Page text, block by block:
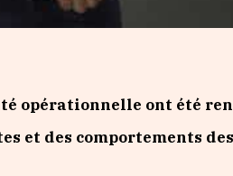
opérationnelle ont été
et des comportements